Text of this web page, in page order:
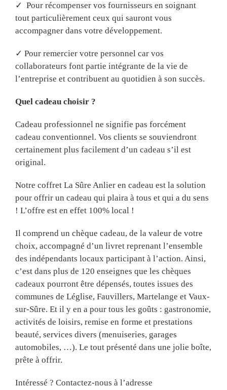
✓ Pour récompenser vos fournisseurs en soignant
tout particulièrement ceux qui sauront vous
accompagner dans votre développement.
✓ Pour remercier votre personnel car vos
collaborateurs font partie intégrante de la vie de
l’entreprise et contribuent au quotidien à son succès.
Quel cadeau choisir ?
Cadeau professionnel ne signifie pas forcément
cadeau conventionnel. Vos clients se souviendront
certainement plus facilement d’un cadeau s’il est
original.
Notre coffret La Sûre Anlier en cadeau est la solution
pour offrir un cadeau qui plaira à tous et qui a du sens
! L’offre est en effet 100% local !
Il comprend un chèque cadeau, de la valeur de votre
choix, accompagné d’un livret reprenant l’ensemble
des indépendants locaux participant à l’action. Ainsi,
c’est dans plus de 120 enseignes que les chèques
cadeaux pourront être dépensés, toutes issues des
communes de Léglise, Fauvillers, Martelange et Vaux-
sur-Sûre. Et il y en a pour tous les goûts : gastronomie,
activités de loisirs, remise en forme et prestations
beauté, services divers (menuiseries, garages
automobiles, …). Le tout présenté dans une jolie boîte,
prête à offrir.
Intéressé ? Contactez-nous à l’adresse